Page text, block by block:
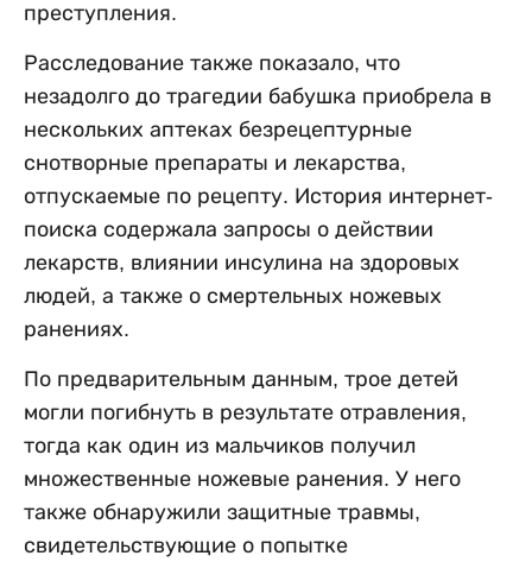
преступления.
Расследование также показало, что
незадолго до трагедии бабушка приобрела в
нескольких аптеках безрецептурные
снотворные препараты и лекарства,
отпускаемые по рецепту. История интернет-
поиска содержала запросы о действии
лекарств, влиянии инсулина на здоровых
людей, а также о смертельных ножевых
ранениях.
По предварительным данным, трое детей
могли погибнуть в результате отравления,
тогда как один из мальчиков получил
множественные ножевые ранения. У него
также обнаружили защитные травмы,
свидетельствующие о попытке